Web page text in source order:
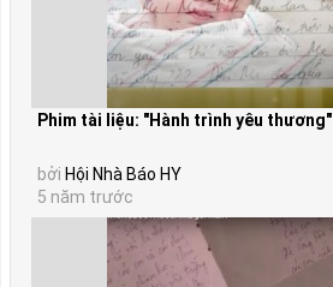
Phim tài liệu: "Hành trình yêu thương"
bởi Hội Nhà Báo HY
5 năm trước